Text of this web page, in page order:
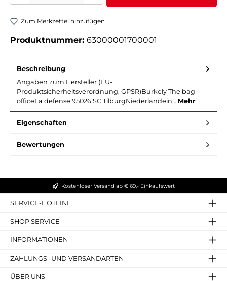
Zum Merkzettel hinzufügen
Produktnummer: 63000001700001
Beschreibung
Angaben zum Hersteller (EU-
Produktsicherheitsverordnung, GPSR)Burkely The bag
officeLa defense 95026 SC TilburgNiederlandein… Mehr
Eigenschaften
Bewertungen
Kostenloser Versand ab € 69,- Einkaufswert
SERVICE-HOTLINE
SHOP SERVICE
INFORMATIONEN
ZAHLUNGS- UND VERSANDARTEN
ÜBER UNS